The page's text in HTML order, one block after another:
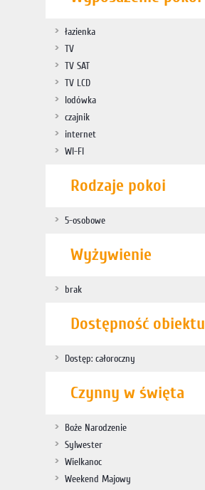
łazienka
TV
TV SAT
TV LCD
lodówka
czajnik
internet
WI-FI
Rodzaje pokoi
5-osobowe
Wyżywienie
brak
Dostępność obiektu
Dostęp: całoroczny
Czynny w święta
Boże Narodzenie
Sylwester
Wielkanoc
Weekend Majowy